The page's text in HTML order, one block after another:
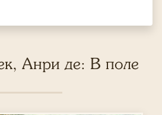
Анри де: В поле